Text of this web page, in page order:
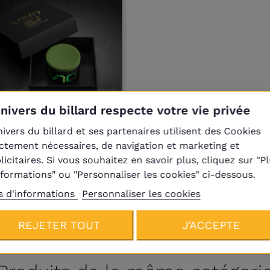
Plus
de Billard Taom V10
Chalk (à l'unité)
18,00 €
du billard respecte votre vie privée
du billard et ses partenaires utilisent des Cookies
nécessaires, de navigation et marketing et
Si vous souhaitez en savoir plus, cliquez sur
ou "Personnaliser les cookies" ci-dessous.
d'informations
Personnaliser les cookies
REJETER TOUT J'ACCEPTE